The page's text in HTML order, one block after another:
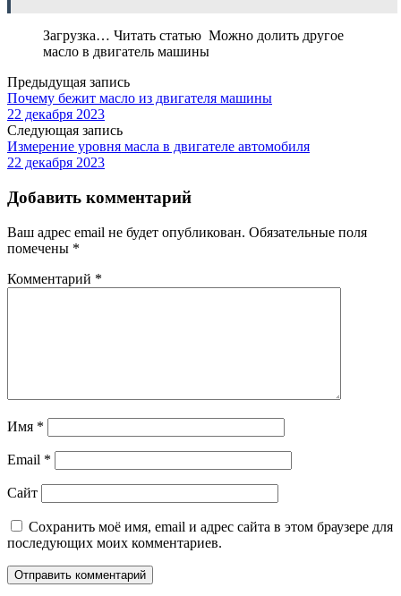
Загрузка… Читать статью Можно долить другое
масло в двигатель машины
Предыдущая запись
Почему бежит масло из двигателя машины
22 декабря 2023
Следующая запись
Измерение уровня масла в двигателе автомобиля
22 декабря 2023
Добавить комментарий
Ваш адрес email не будет опубликован. Обязательные поля
помечены *
Комментарий *
Имя *
Email *
Сайт
Сохранить моё имя, email и адрес сайта в этом браузере для
последующих моих комментариев.